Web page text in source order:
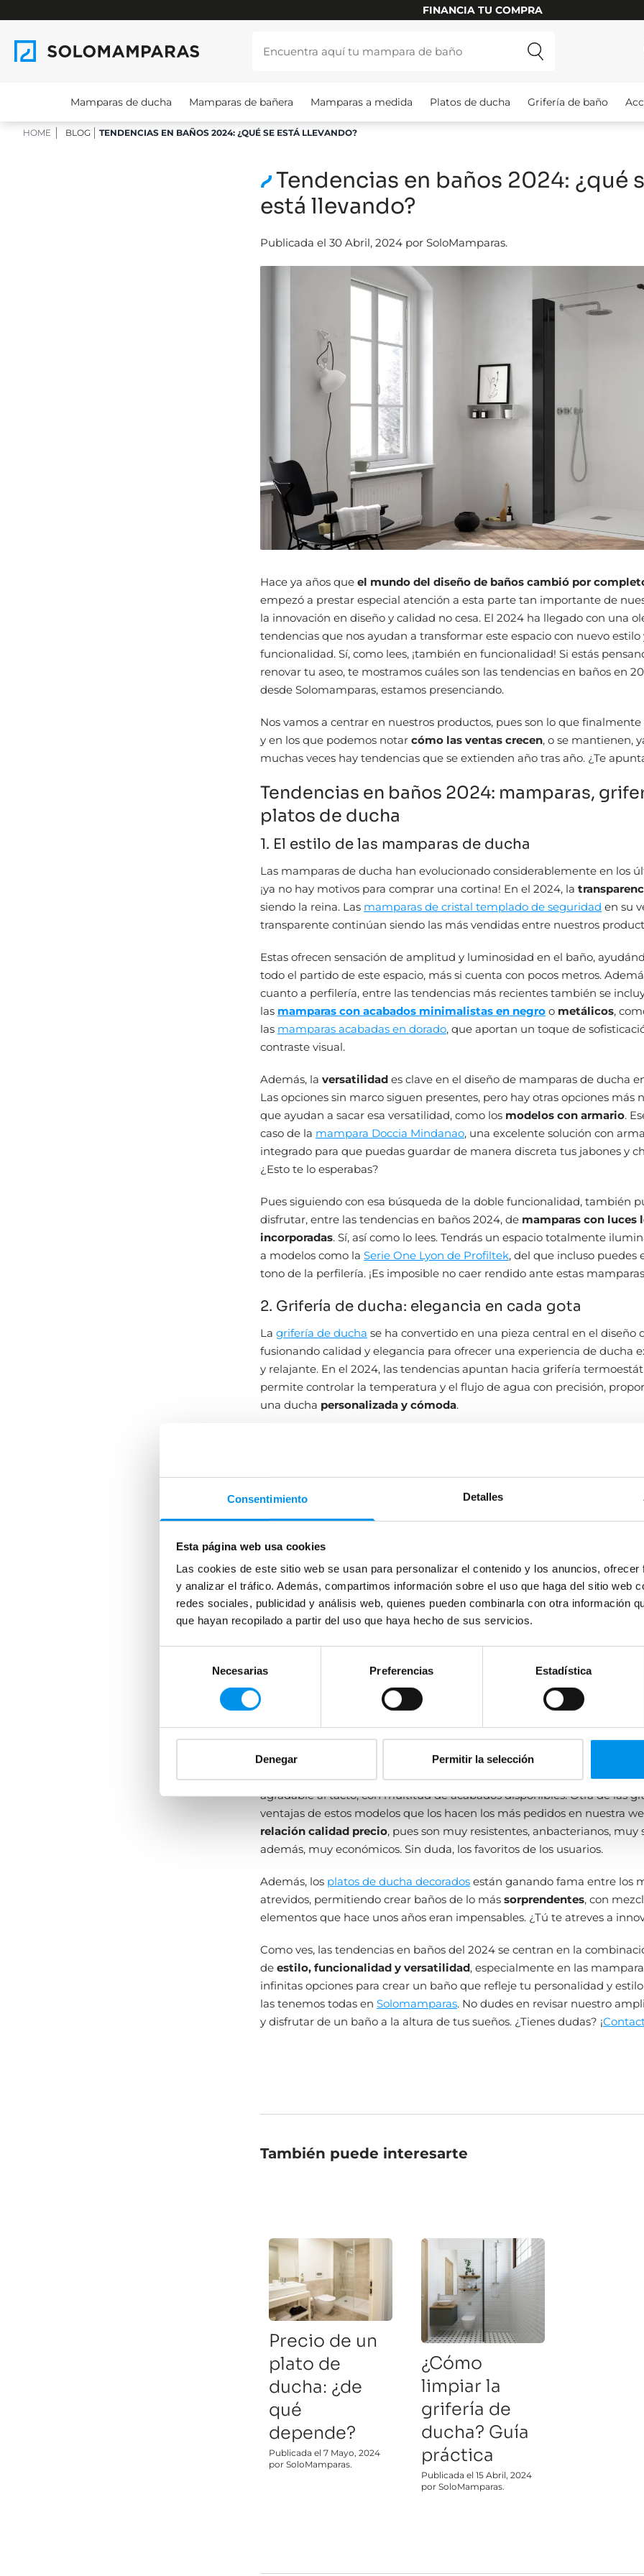
Consentimiento Detalles
Esta página web usa cookies
Las cookies de este sitio web se usan para personalizar el contenido y los anuncios,
y analizar el tráfico. Además, compartimos información sobre el uso que haga del sitio web
redes sociales, publicidad y análisis web, quienes pueden combinarla con otra información
que hayan recopilado a partir del uso que haya hecho de sus servicios.
consentimiento
Necesarias Preferencias Estadística
Denegar Permitir la selección
FINANCIA TU COMPRA
Mamparas de ducha Mamparas de bañera Mamparas a medida Platos de ducha Grifería de baño
HOME BLOG TENDENCIAS EN BAÑOS 2024: ¿QUÉ SE ESTÁ LLEVANDO?
Tendencias en baños 2024: ¿qué
está llevando?
Publicada el 30 Abril, 2024 por SoloMamparas.
Hace ya años que el mundo del diseño de baños cambió por
empezó a prestar especial atención a esta parte tan importante de
la innovación en diseño y calidad no cesa. El 2024 ha llegado con una
tendencias que nos ayudan a transformar este espacio con nuevo estilo
funcionalidad. Sí, como lees, ¡también en funcionalidad! Si estás
renovar tu aseo, te mostramos cuáles son las tendencias en baños en
desde Solomamparas, estamos presenciando.
Nos vamos a centrar en nuestros productos, pues son lo que
y en los que podemos notar cómo las ventas crecen, o se mantienen,
muchas veces hay tendencias que se extienden año tras año. ¿Te
Tendencias en baños 2024: mamparas,
platos de ducha
1. El estilo de las mamparas de ducha
Las mamparas de ducha han evolucionado considerablemente en los
¡ya no hay motivos para comprar una cortina! En el 2024, la
siendo la reina. Las mamparas de cristal templado de seguridad en su
transparente continúan siendo las más vendidas entre nuestros
Estas ofrecen sensación de amplitud y luminosidad en el baño,
todo el partido de este espacio, más si cuenta con pocos metros.
cuanto a perfilería, entre las tendencias más recientes también se
las mamparas con acabados minimalistas en negro o metálicos,
las mamparas acabadas en dorado, que aportan un toque de
contraste visual.
Además, la versatilidad es clave en el diseño de mamparas de ducha
Las opciones sin marco siguen presentes, pero hay otras opciones más
que ayudan a sacar esa versatilidad, como los modelos con armario.
caso de la mampara Doccia Mindanao, una excelente solución con
integrado para que puedas guardar de manera discreta tus jabones y
¿Esto te lo esperabas?
Pues siguiendo con esa búsqueda de la doble funcionalidad, también
disfrutar, entre las tendencias en baños 2024, de mamparas con luces
incorporadas. Sí, así como lo lees. Tendrás un espacio totalmente
a modelos como la Serie One Lyon de Profiltek, del que incluso puedes
tono de la perfilería. ¡Es imposible no caer rendido ante estas
2. Grifería de ducha: elegancia en cada gota
La grifería de ducha se ha convertido en una pieza central en el diseño
fusionando calidad y elegancia para ofrecer una experiencia de ducha
y relajante. En el 2024, las tendencias apuntan hacia grifería
permite controlar la temperatura y el flujo de agua con precisión,
una ducha personalizada y cómoda.
acabados de las mamparas, añadiendo un toque de
Las líneas limpias y los diseños minimalistas son preferidos, creando
moderna y armoniosa en el espacio de la ducha, incluso para las
las tendencias en baños de 2024 y los precios, comparados a los de hace
son mucho
más asequibles , ¡quizá quieras comprobarlo y borrar ese
3. Platos de ducha seguros y bonitos
contemporáneos, y en el 2024 los
platos de ducha extraplanos
más demandados. Esto no es ninguna locura pues, por un lado,
baño mucho más accesibley, por otro, ofrecen una apariencia
sensación de amplitudy elegante en el cuarto de baño.
En cuanto a los materiales, los platos de ducha de resina y carga
acabadostexturizadosestán en alza, ofreciendo una superficie
agradable al tacto, con multitud de acabados disponibles. Otra de las
ventajas de estos modelos que los hacen los más pedidos en nuestra
relación calidad precio, pues son muy resistentes, anbacterianos, muy
además, muy económicos. Sin duda, los favoritos de los usuarios.
Además, los platos de ducha decorados están ganando fama entre los
atrevidos, permitiendo crear baños de lo más sorprendentes, con
elementos que hace unos años eran impensables. ¿Tú te atreves a
Como ves, las tendencias en baños del 2024 se centran en la
de estilo, funcionalidad y versatilidad, especialmente en las
infinitas opciones para crear un baño que refleje tu personalidad y
las tenemos todas en Solomamparas. No dudes en revisar nuestro
y disfrutar de un baño a la altura de tus sueños. ¿Tienes dudas? ¡
También puede interesarte
Precio de un
plato de
ducha: ¿de
qué
depende?
Publicada el 7 Mayo, 2024
por SoloMamparas.
¿Cómo
limpiar la
grifería de
ducha? Guía
práctica
Publicada el 15 Abril, 2024
por SoloMamparas.